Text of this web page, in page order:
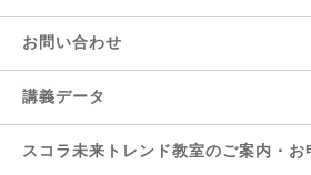
お問い合わせ
講義データ
スコラ未来トレンド教室のご案内・お